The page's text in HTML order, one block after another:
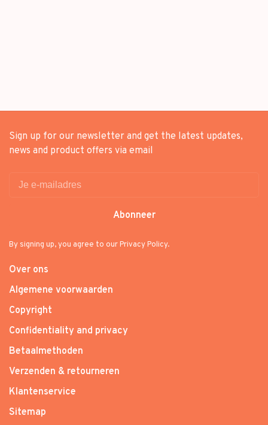
Sign up for our newsletter and get the latest updates,
news and product offers via email
Abonneer
By signing up, you agree to our Privacy Policy.
Over ons
Algemene voorwaarden
Copyright
Confidentiality and privacy
Betaalmethoden
Verzenden & retourneren
Klantenservice
Sitemap